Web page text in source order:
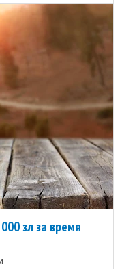
зл за время